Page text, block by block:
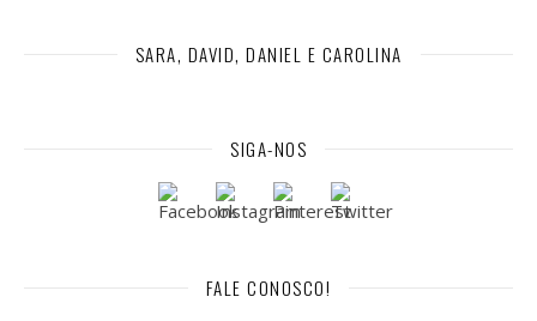
SARA, DAVID, DANIEL E CAROLINA
SIGA-NOS
FALE CONOSCO!